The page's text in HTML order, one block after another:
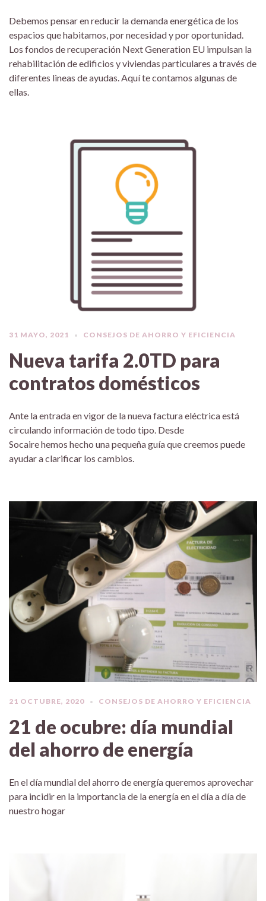
Debemos pensar en reducir la demanda energética de los
espacios que habitamos, por necesidad y por oportunidad.
Los fondos de recuperación Next Generation EU impulsan la
rehabilitación de edificios y viviendas particulares a través de
diferentes lineas de ayudas. Aquí te contamos algunas de
ellas.
31 MAYO, 2021 CONSEJOS DE AHORRO Y EFICIENCIA
Nueva tarifa 2.0TD para
contratos domésticos
Ante la entrada en vigor de la nueva factura eléctrica está
circulando información de todo tipo. Desde
Socaire hemos hecho una pequeña guía que creemos puede
ayudar a clarificar los cambios.
21 OCTUBRE, 2020 CONSEJOS DE AHORRO Y EFICIENCIA
21 de ocubre: día mundial
del ahorro de energía
En el día mundial del ahorro de energía queremos aprovechar
para incidir en la importancia de la energía en el día a día de
nuestro hogar